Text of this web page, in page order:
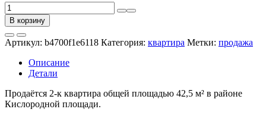
Количество
товара
продажа
квартира
В корзину
Артикул: b4700f1e6118 Категория: квартира Метки: продажа
Описание
Детали
Продаётся 2-к квартира общей площадью 42,5 м² в районе
Кислородной площади.